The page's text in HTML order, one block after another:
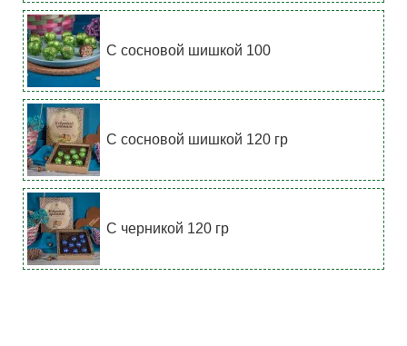
С сосновой шишкой 100
С сосновой шишкой 120 гр
С черникой 120 гр